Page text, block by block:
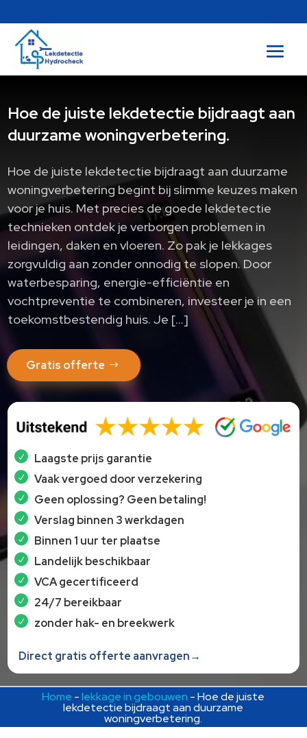
Hoe de juiste lekdetectie bijdraagt aan
duurzame woningverbetering.
Hoe de juiste lekdetectie bijdraagt aan duurzame
woningverbetering begint bij slimme keuzes maken
voor je huis. Met precies de goede lekdetectie
technieken ontdek je verborgen problemen in
leidingen, daken en vloeren. Zo pak je lekkages
zorgvuldig aan zonder onnodig te slopen. Door
waterbesparing, energie-efficiëntie en
vochtpreventie te combineren, investeer je in een
toekomstbestendig huis. Je […]
Gratis offerte
Laagste prijs garantie
Vaak vergoed door verzekering
Geen oplossing? Geen betaling!
Verslag binnen 3 werkdagen
Binnen 1 uur ter plaatse
Landelijk beschikbaar
VCA gecertificeerd
24/7 bereikbaar
zonder hak- en breekwerk
Direct gratis offerte aanvragen→
Home -lekkage in gebouwen -Hoe de juiste
lekdetectie bijdraagt aan duurzame
woningverbetering.